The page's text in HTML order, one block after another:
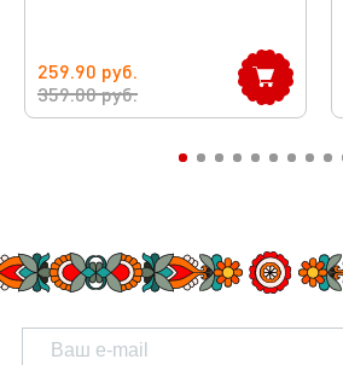
259.90 руб.
359.00руб.